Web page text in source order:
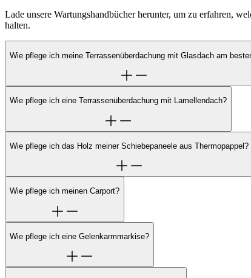
Lade unsere Wartungshandbücher herunter, um zu erfahren,
halten.
Wie pflege ich meine Terrassenüberdachung mit Glasdach am
Wie pflege ich eine Terrassenüberdachung mit Lamellendach?
Wie pflege ich das Holz meiner Schiebepaneele aus Thermopappel?
Wie pflege ich meinen Carport?
Wie pflege ich eine Gelenkarmmarkise?